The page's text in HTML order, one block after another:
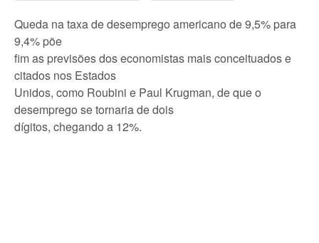
Queda na taxa de desemprego americano de 9,5% para
9,4% põe
fim as previsões dos economistas mais conceituados e
citados nos Estados
Unidos, como Roubini e Paul Krugman, de que o
desemprego se tornaria de dois
dígitos, chegando a 12%.